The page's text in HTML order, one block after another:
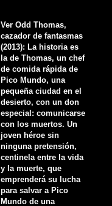
Ver Odd Thomas,
cazador de fantasmas
(2013): La historia es
la de Thomas, un chef
de comida rápida de
Pico Mundo, una
pequeña ciudad en el
desierto, con un don
especial: comunicarse
con los muertos. Un
joven héroe sin
ninguna pretensión,
centinela entre la vida
y la muerte, que
emprenderá su lucha
para salvar a Pico
Mundo de una